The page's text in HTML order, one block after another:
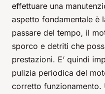
effettuare una
aspetto fondamentale è
passare del tempo, il
sporco e detriti che
prestazioni. E’ quindi
pulizia periodica del
corretto funzionamento.